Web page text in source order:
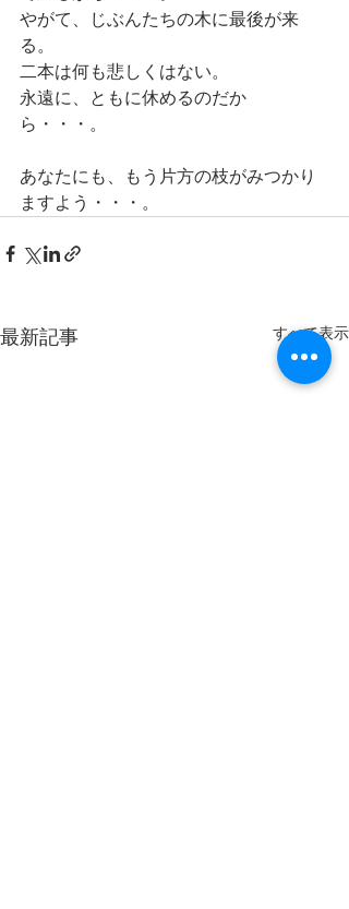
やがて、じぶんたちの木に最後が来
る。
二本は何も悲しくはない。
永遠に、ともに休めるのだか
ら・・・。
あなたにも、もう片方の枝がみつかり
ますよう・・・。
最新記事 すべて表示